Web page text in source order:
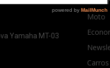
Yamaha MT-03
Moto